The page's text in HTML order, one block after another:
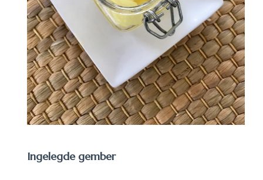
Ingelegde gember